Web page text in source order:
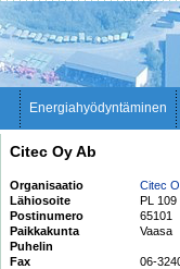
Energiahyödyntäminen
Citec Oy Ab
Organisaatio
Citec
Lähiosoite
PL 109
Postinumero
65101
Paikkakunta
Vaasa
Puhelin
Fax
06-